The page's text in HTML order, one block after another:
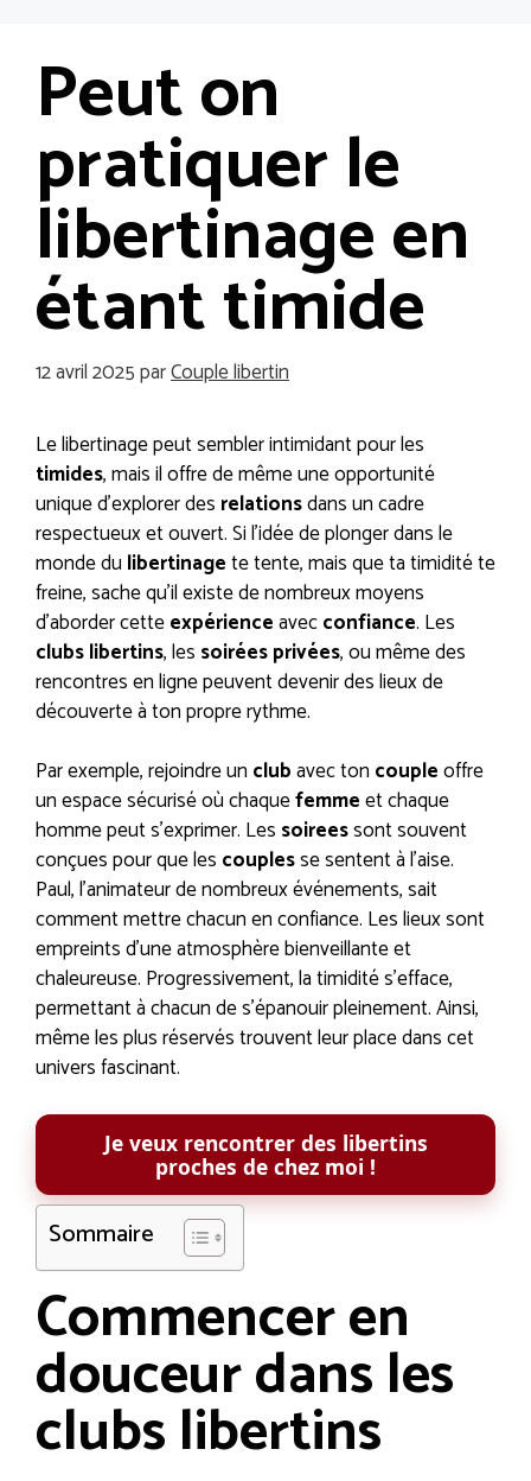
contenuPeut on
pratiquer le
libertinage en
étant timide
12 avril 2025parCouple libertin
Le libertinage peut sembler intimidant pour les
timides, mais il offre de même une opportunité
unique d’explorer des relationsdans un cadre
respectueux et ouvert. Si l’idée de plonger dans le
monde du libertinagete tente, mais que ta timidité te
freine, sache qu’il existe de nombreux moyens
d’aborder cetteexpérienceavecconfiance. Les
clubs libertins, les soirées privées, ou même des
rencontres en ligne peuvent devenir des lieux de
découverte à ton propre rythme.
Par exemple, rejoindre un clubavec ton coupleoffre
un espace sécurisé où chaquefemmeet chaque
homme peut s’exprimer. Les soireessont souvent
conçues pour que les couplesse sentent à l’aise.
Paul, l’animateur de nombreux événements, sait
comment mettre chacun en confiance. Les lieux sont
empreints d’une atmosphère bienveillante et
chaleureuse. Progressivement, la timidité s’efface,
permettant à chacun de s’épanouir pleinement. Ainsi,
même les plus réservés trouvent leur place dans cet
univers fascinant.
Je veux rencontrer des libertins
proches de chez moi !
Sommaire
Commencer en
douceur dans les
clubs libertins